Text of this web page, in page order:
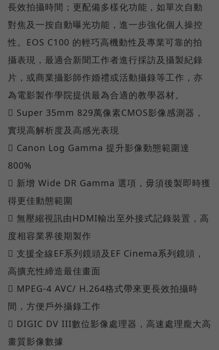
長效拍攝時間；更配備多樣化功能，如單次自動
對焦及一按自動曝光功能，進一步強化個人操控
性。EOS C100 的輕巧高機動性及專業可靠的拍
攝表現，最適合新聞工作者進行採訪及攝製紀錄
片，或商業攝影師作婚禮或活動攝錄等工作，亦
為電影製作學院提供最為合適的教學器材。
 Super 35mm 829萬像素CMOS影像感測器，
實現高解析度及高感光表現
 Canon Log Gamma 提升影像動態範圍達
800%
 新增 Wide DR Gamma 選項，毋須後製即時獲
得更佳動態範圍
 無壓縮視訊由HDMI輸出至外接式記錄裝置，高
度相容業界後期製作
 支援全線EF系列鏡頭及EF Cinema系列鏡頭，
高擴充性締造最佳畫面
 MPEG-4 AVC/ H.264格式帶來更長效拍攝時
間，方便戶外攝錄工作
 DIGIC DV III數位影像處理器，高速處理龐大高
畫質影像數據